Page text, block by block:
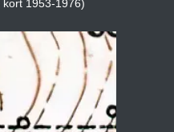
1953-1976)